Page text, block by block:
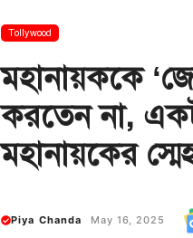
Tollywood
মহানায়ককে
করতেন না, একটু
মহানায়কের
Piya Chanda May 16, 2025